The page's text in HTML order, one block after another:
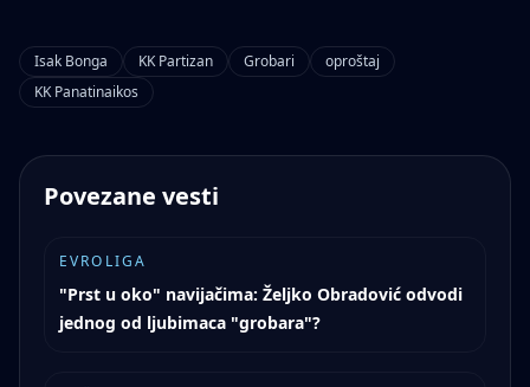
Isak Bonga KK Partizan Grobari
oproštaj
KK Panatinaikos
Povezane vesti
EVROLIGA
"Prst u oko" navijačima: Željko Obradović odvodi
jednog od ljubimaca "grobara"?